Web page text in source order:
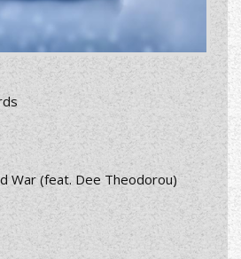
War (feat. Dee Theodorou)